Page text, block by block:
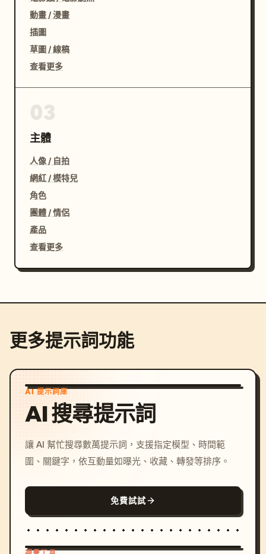
動畫 / 漫畫
插圖
草圖 / 線稿
查看更多
主體
人像 / 自拍
網紅 / 模特兒
角色
團體 / 情侶
產品
查看更多
更多提示詞功能
AI 提示詞庫
AI 搜尋提示詞
讓 AI 幫忙搜尋數萬提示詞，支援指定模型、時間範
圍、關鍵字，依互動量如曝光、收藏、轉發等排序。
免費試試